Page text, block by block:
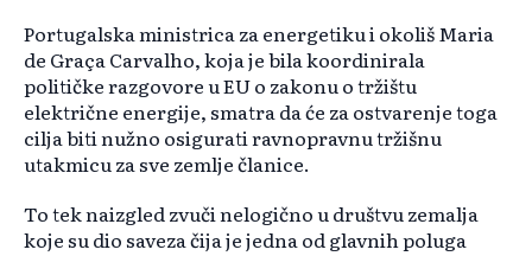
Portugalska ministrica za energetiku i okoliš Maria
de Graça Carvalho, koja je bila koordinirala
političke razgovore u EU o zakonu o tržištu
električne energije, smatra da će za ostvarenje toga
cilja biti nužno osigurati ravnopravnu tržišnu
utakmicu za sve zemlje članice.
To tek naizgled zvuči nelogično u društvu zemalja
koje su dio saveza čija je jedna od glavnih poluga